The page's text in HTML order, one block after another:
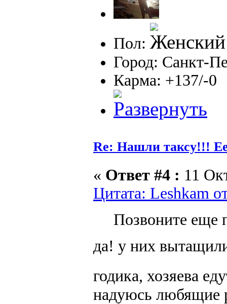
Пол:
Город: Санкт-
Карма: +137/-0
Re: Нашли таксу!!!
« Ответ #4 : 11
Цитата: Leshkam
Позвоните еще
да! у них
годика, хозяева
надуюсь любящие